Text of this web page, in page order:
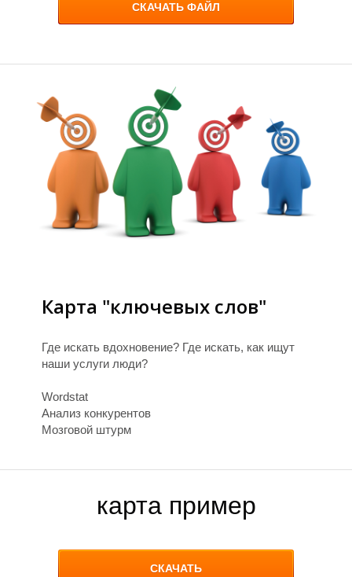
|
Ц
СКАЧАТЬ ФАЙЛ
Карта "ключевых слов"
Где искать вдохновение? Где искать, как ищут
наши услуги люди?
Wordstat
Анализ конкурентов
Мозговой штурм
карта пример
СКАЧАТЬ